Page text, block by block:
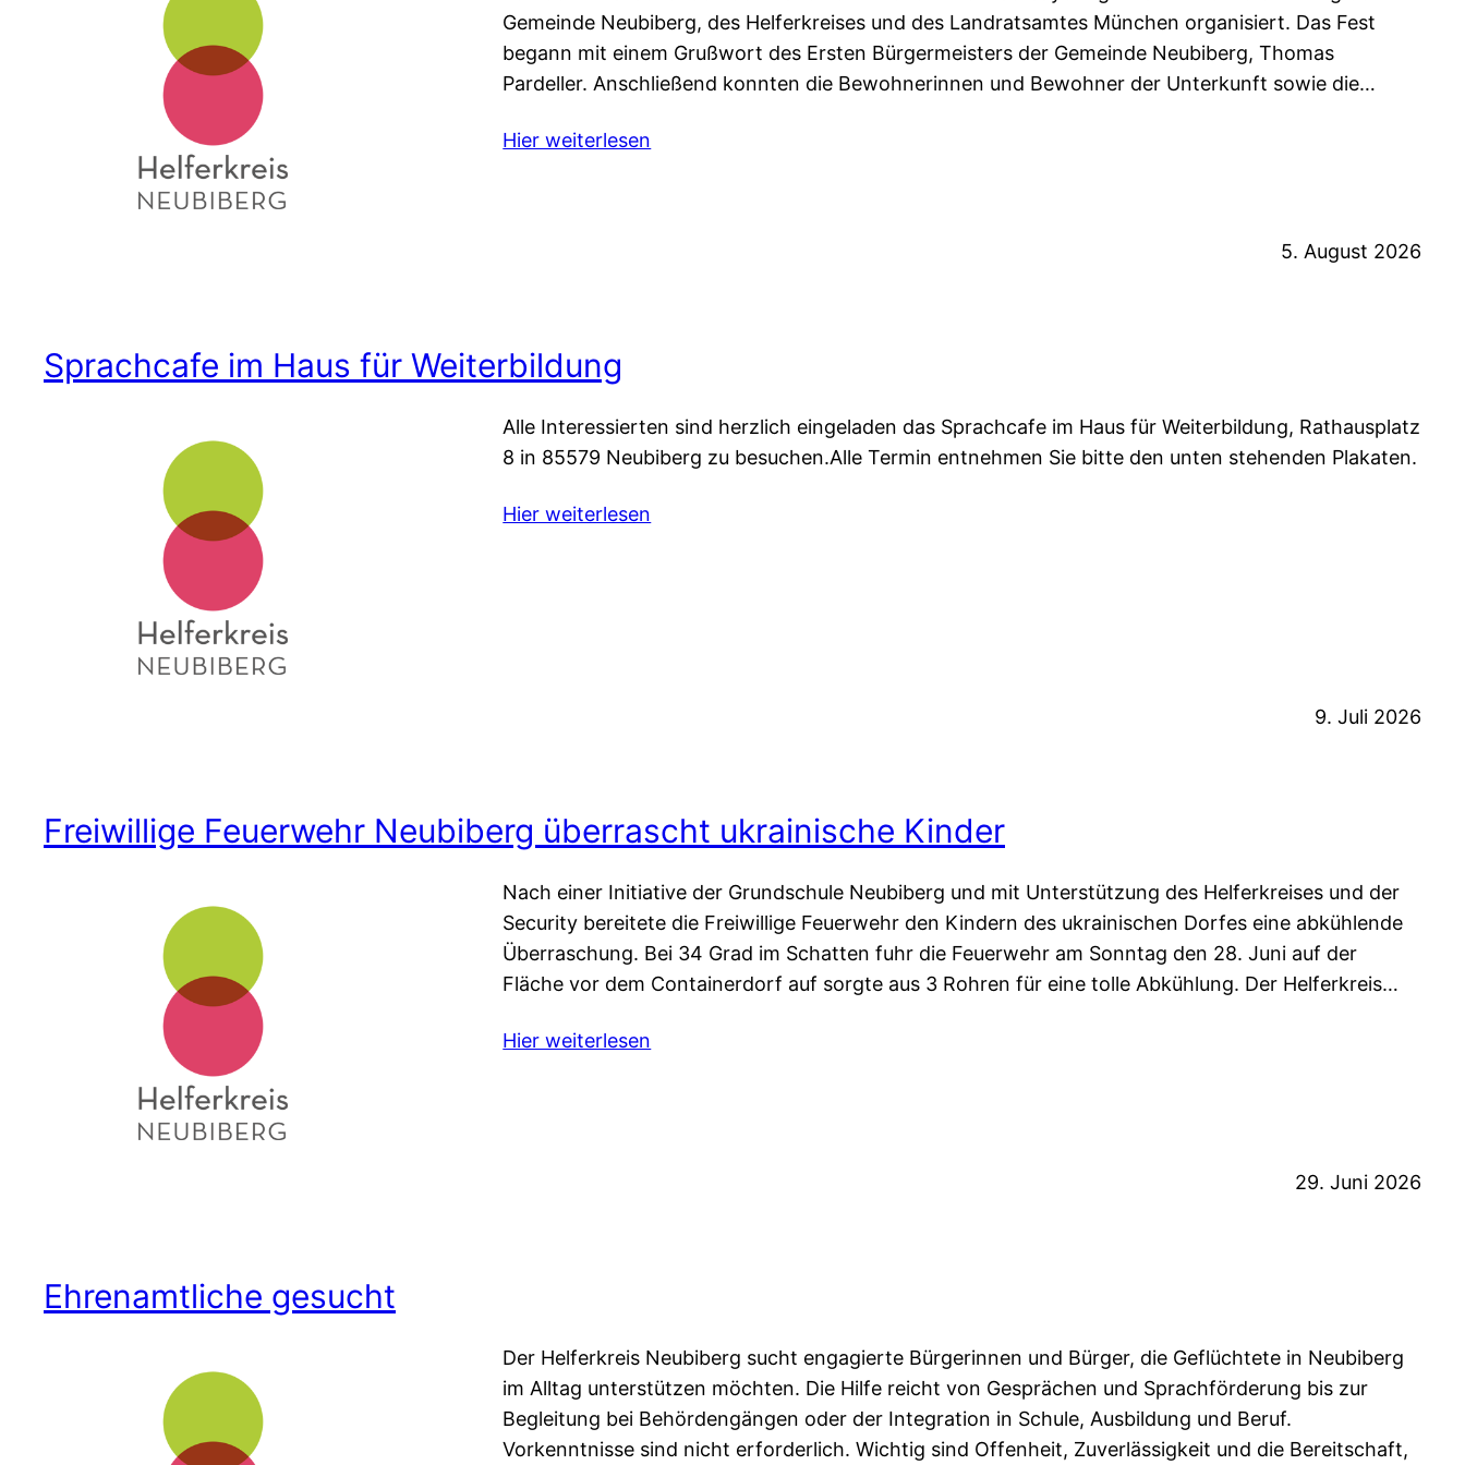
Gemeinde Neubiberg, des Helferkreises und des Landratsamtes München organisiert. Das Fest
begann mit einem Grußwort des Ersten Bürgermeisters der Gemeinde Neubiberg, Thomas
Pardeller. Anschließend konnten die Bewohnerinnen und Bewohner der Unterkunft sowie die…
Hier weiterlesen
5. August 2026
Sprachcafe im Haus für Weiterbildung
Alle Interessierten sind herzlich eingeladen das Sprachcafe im Haus für Weiterbildung, Rathausplatz
8 in 85579 Neubiberg zu besuchen.Alle Termin entnehmen Sie bitte den unten stehenden Plakaten.
Hier weiterlesen
9. Juli 2026
Freiwillige Feuerwehr Neubiberg überrascht ukrainische Kinder
Nach einer Initiative der Grundschule Neubiberg und mit Unterstützung des Helferkreises und der
Security bereitete die Freiwillige Feuerwehr den Kindern des ukrainischen Dorfes eine abkühlende
Überraschung. Bei 34 Grad im Schatten fuhr die Feuerwehr am Sonntag den 28. Juni auf der
Fläche vor dem Containerdorf auf sorgte aus 3 Rohren für eine tolle Abkühlung. Der Helferkreis…
Hier weiterlesen
29. Juni 2026
Ehrenamtliche gesucht
Der Helferkreis Neubiberg sucht engagierte Bürgerinnen und Bürger, die Geflüchtete in Neubiberg
im Alltag unterstützen möchten. Die Hilfe reicht von Gesprächen und Sprachförderung bis zur
Begleitung bei Behördengängen oder der Integration in Schule, Ausbildung und Beruf.
Vorkenntnisse sind nicht erforderlich. Wichtig sind Offenheit, Zuverlässigkeit und die Bereitschaft,